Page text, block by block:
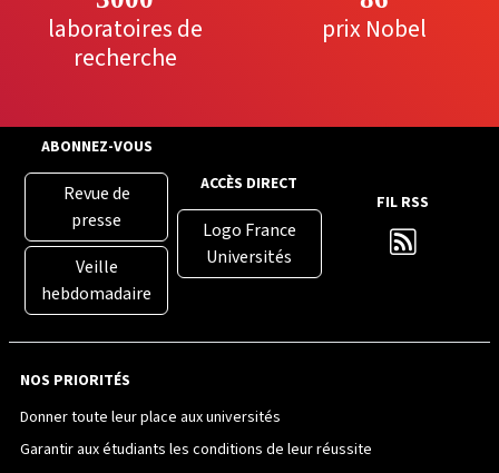
laboratoires de
recherche
prix Nobel
ABONNEZ-VOUS
Revue de
presse
Veille
hebdomadaire
ACCÈS DIRECT
Logo France
Universités
FIL RSS
NOS PRIORITÉS
Donner toute leur place aux universités
Garantir aux étudiants les conditions de leur réussite